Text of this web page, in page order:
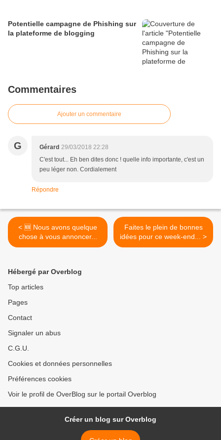
Potentielle campagne de Phishing sur
la plateforme de blogging
Commentaires
Ajouter un commentaire
G Gérard 29/03/2018 22:28
C'est tout... Eh ben dites donc ! quelle info importante, c'est un
peu léger non. Cordialement
Répondre
< 🆕 Nous avons quelque
chose à vous annoncer...
Faites le plein de bonnes
idées pour ce week-end... >
Hébergé par Overblog
Top articles
Pages
Contact
Signaler un abus
C.G.U.
Cookies et données personnelles
Préférences cookies
Voir le profil de OverBlog sur le portail Overblog
Créer un blog sur Overblog